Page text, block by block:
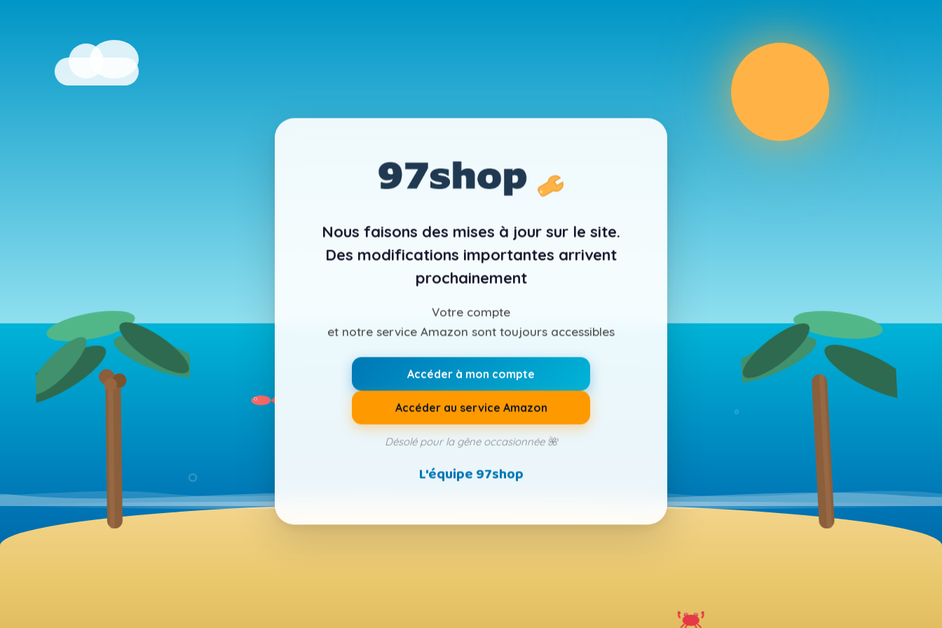
Nous faisons des mises à jour sur le site.
Des modifications importantes arrivent
prochainement
Votre compte
et notre service Amazon sont toujours accessibles
Accéder à mon compte
Accéder au service Amazon
Désolé pour la gêne occasionnée 🌺
L'équipe 97shop